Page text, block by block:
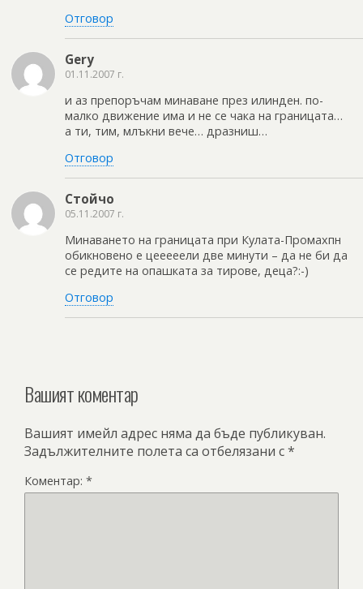
Отговор
Gery
01.11.2007 г.
и аз препоръчам минаване през илинден. по-
малко движение има и не се чака на границата…
а ти, тим, млъкни вече… дразниш…
Отговор
Стойчо
05.11.2007 г.
Минаването на границата при Кулата-Промахпн
обикновено е цееееели две минути – да не би да
се редите на опашката за тирове, деца?:-)
Отговор
Вашият коментар
Вашият имейл адрес няма да бъде публикуван.
Задължителните полета са отбелязани с*
Коментар: *